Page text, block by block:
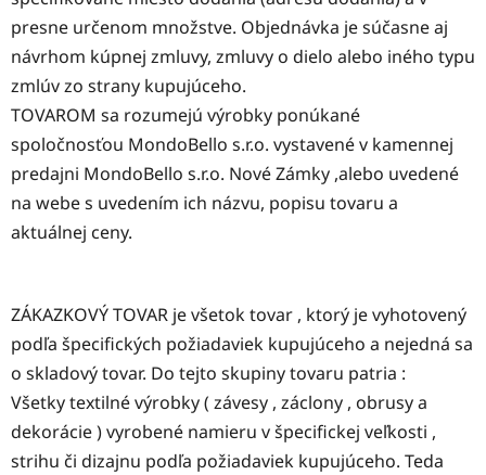
presne určenom množstve. Objednávka je súčasne aj
návrhom kúpnej zmluvy, zmluvy o dielo alebo iného typu
zmlúv zo strany kupujúceho.
TOVAROM sa rozumejú výrobky ponúkané
spoločnosťou MondoBello s.r.o. vystavené v kamennej
predajni MondoBello s.r.o. Nové Zámky ,alebo uvedené
na webe s uvedením ich názvu, popisu tovaru a
aktuálnej ceny.
ZÁKAZKOVÝ TOVAR je všetok tovar , ktorý je vyhotovený
podľa špecifických požiadaviek kupujúceho a nejedná sa
o skladový tovar. Do tejto skupiny tovaru patria :
Všetky textilné výrobky ( závesy , záclony , obrusy a
dekorácie ) vyrobené namieru v špecifickej veľkosti ,
strihu či dizajnu podľa požiadaviek kupujúceho. Teda